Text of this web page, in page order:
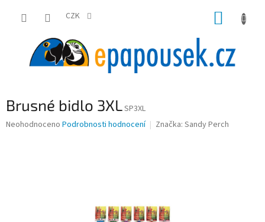
CZK
Brusné bidlo 3XLSP3XL
Průměrné
Neohodnoceno Podrobnosti hodnocení Značka: Sandy Perch